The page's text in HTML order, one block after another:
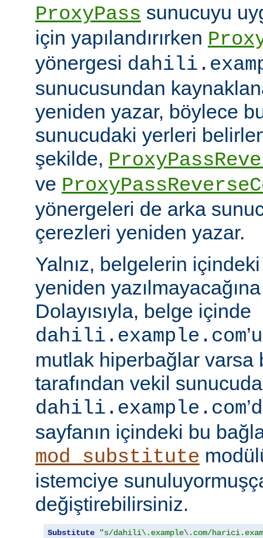
ProxyPass sunucuyu
için yapılandırırken
yönergesi
sunucusundan
yeniden yazar, böylece
sunucudaki yerleri
şekilde,
ve
yönergeleri de arka
çerezleri yeniden yazar.
Yalnız, belgelerin
yeniden
Dolayısıyla, belge içinde
dahili.example.com
mutlak hiperbağlar varsa
tarafından vekil
dahili.example.com
sayfanın içindeki bu
mod_substitute
istemciye
değiştirebilirsiniz.
Substitute "s/dahili\.example\.com/